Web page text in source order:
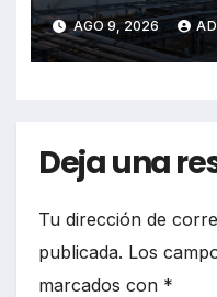
su
balance
AGO 9, 2026
Deja una
Tu dirección de
publicada. Los
marcados con *